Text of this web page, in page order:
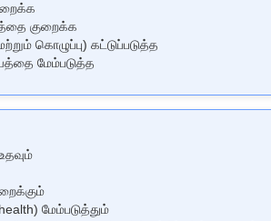
குறைக்க
கொழுப்பு) கட்டுப்படுத்த
மேம்படுத்த
மேம்படுத்தும்